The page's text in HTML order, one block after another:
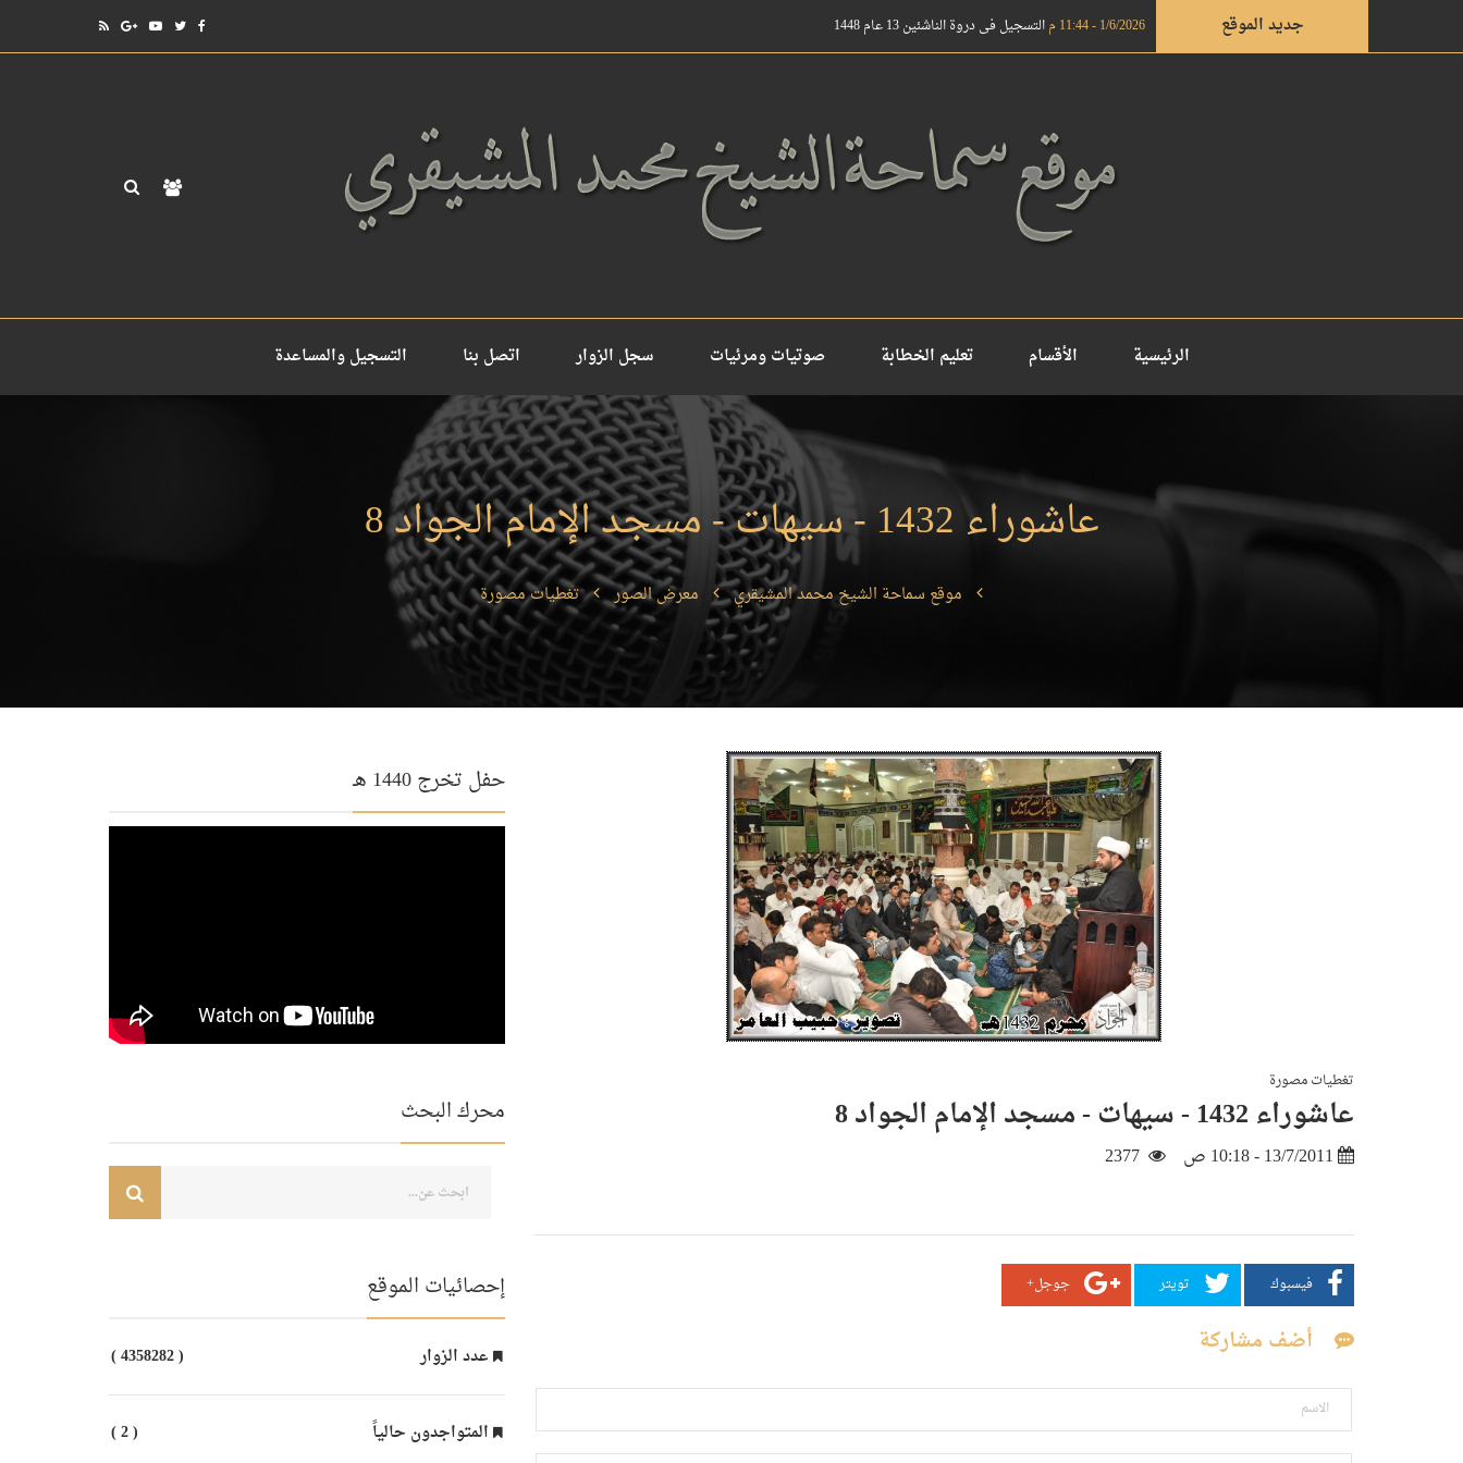
جديد الموقع 1/6/2026 - 11:44 م التسجيل في دروة الناشئين 13 عام 1448
الرئيسية الأقسام تعليم الخطابة صوتيات ومرئيات سجل الزوار اتصل بنا التسجيل والمساعدة
عاشوراء 1432 - سيهات - مسجد الإمام الجواد 8
موقع سماحة الشيخ محمد المشيقري معرض الصور تغطيات مصورة
تغطيات مصورة
عاشوراء 1432 - سيهات - مسجد الإمام الجواد 8
2377
فيسبوك تويتر جوجل+
أضف مشاركة
حفل تخرج 1440 هـ
محرك البحث
إحصائيات الموقع
عدد الزوار ( 4358282 )
المتواجدون حالياً ( 2 )